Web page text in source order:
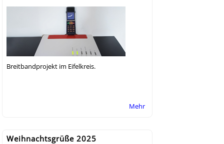
Breitbandprojekt im Eifelkreis.
Mehr
Weihnachtsgrüße 2025